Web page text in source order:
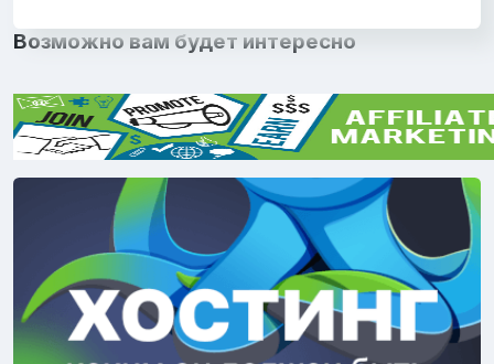
Возможно вам будет интересно